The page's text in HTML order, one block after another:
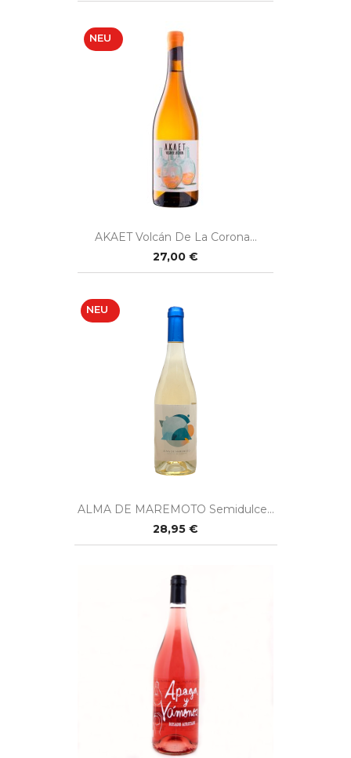
AKAET Volcán De La Corona...
27,00 €
NEU
ALMA DE MAREMOTO Semidulce...
28,95 €
NEU